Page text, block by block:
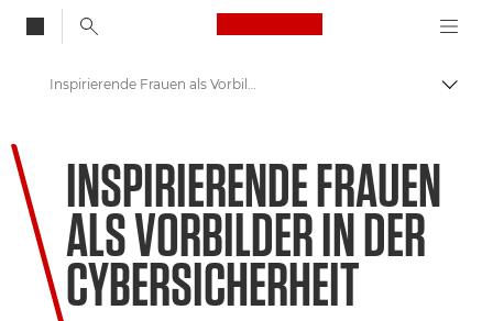
Canon Logo, back
Auf
Willkommen bei VIEW
Inspirierende Frauen als Vorbilder in der Cybersicherheit
INSPIRIERENDE FRAUEN
ALS VORBILDER IN DER
CYBERSICHERHEIT